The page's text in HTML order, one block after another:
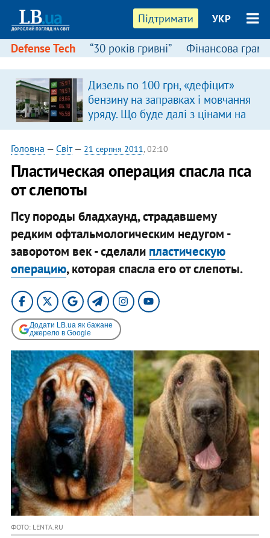
Підтримати УКР
Defense Tech “30 років гривні” Фінансова
Дизель по 100 грн, «дефіцит»
бензину на заправках і мовчання
уряду. Що буде далі з цінами на
пальне?
Головна — Світ— 21 серпня 2011, 02:10
Пластическая операция спасла пса
от слепоты
Псу породы бладхаунд, страдавшему
редким офтальмологическим недугом -
заворотом век - сделали пластическую
операцию, которая спасла его от слепоты.
Додати LB.ua як бажане
джерело в Google
ФОТО: LENTA.RU